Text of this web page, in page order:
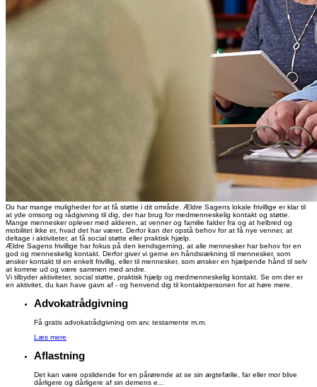
Du har mange muligheder for at få støtte i dit område. Ældre Sagens lokale frivillige er klar til
at yde omsorg og rådgivning til dig, der har brug for medmenneskelig kontakt og støtte.
Mange mennesker oplever med alderen, at venner og familie falder fra og at helbred og
mobilitet ikke er, hvad det har været. Derfor kan der opstå behov for at få nye venner, at
deltage i aktiviteter, at få social støtte eller praktisk hjælp.
Ældre Sagens frivillige har fokus på den kendsgerning, at alle mennesker har behov for en
god og menneskelig kontakt. Derfor giver vi gerne en håndsrækning til mennesker, som
ønsker kontakt til en enkelt frivillig, eller til mennesker, som ønsker en hjælpende hånd til selv
at komme ud og være sammen med andre.
Vi tilbyder aktiviteter, social støtte, praktisk hjælp og medmenneskelig kontakt. Se om der er
en aktivitet, du kan have gavn af - og henvend dig til kontaktpersonen for at høre mere.
Advokatrådgivning
Få gratis advokatrådgivning om arv, testamente m.m.
Læs mere
Aflastning
Det kan være opslidende for en pårørende at se sin ægtefælle, far eller mor blive
dårligere og dårligere af sin demens e...